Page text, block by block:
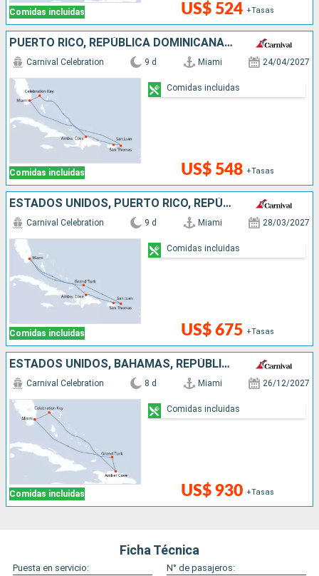
Comidas incluidas US$ 524 +Tasas
PUERTO RICO, REPÚBLICA DOMINICANA, BAHAMAS, ESTADOS UNIDOS
Comidas incluidas
Carnival Celebration 9 d Miami 24/04/2027
US$ 548 +Tasas
Comidas incluidas
ESTADOS UNIDOS, PUERTO RICO, REPÚBLICA DOMINICANA
Comidas incluidas
Carnival Celebration 9 d Miami 28/03/2027
US$ 675 +Tasas
Comidas incluidas
ESTADOS UNIDOS, BAHAMAS, REPÚBLICA DOMINICANA
Comidas incluidas
Carnival Celebration 8 d Miami 26/12/2027
US$ 930 +Tasas
Comidas incluidas
Ficha Técnica
Puesta en servicio:
N° de pasajeros: